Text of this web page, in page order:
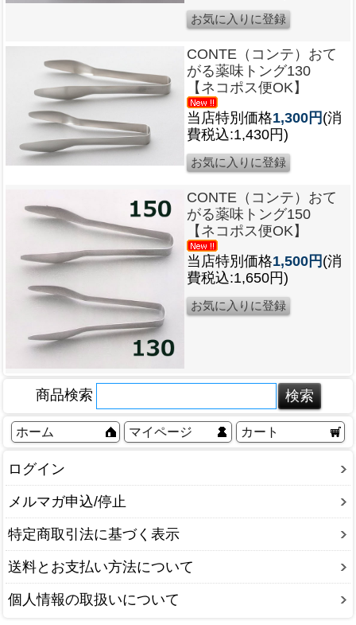
CONTE（コンテ）おて
がる薬味トング130
【ネコポス便OK】
当店特別価格1,300円 (消
費税込:1,430円)
CONTE（コンテ）おて
がる薬味トング150
【ネコポス便OK】
当店特別価格1,500円 (消
費税込:1,650円)
商品検索
ホーム マイページ カート
ログイン
メルマガ申込/停止
特定商取引法に基づく表示
送料とお支払い方法について
個人情報の取扱いについて